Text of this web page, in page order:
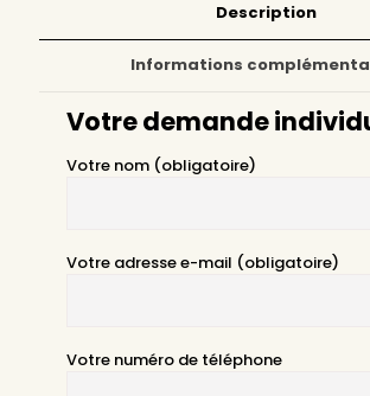
Description
Informations
Votre demande
Votre nom (obligatoire)
Votre adresse e-mail (obligatoire)
Votre numéro de téléphone